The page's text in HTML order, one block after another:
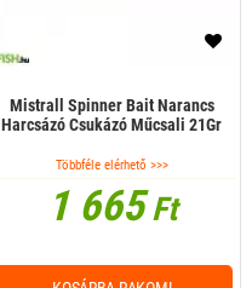
Mistrall Spinner Bait Narancs
Harcsázó Csukázó Műcsali 21Gr
Többféle elérhető >>>
1 665Ft